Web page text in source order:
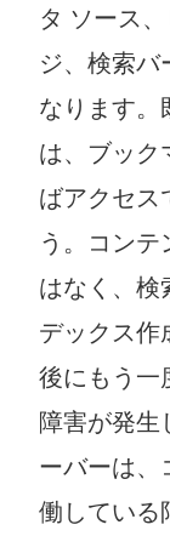
タ ソース
ジ、検索バ
なります。
は、ブック
ばアクセス
う。コン
はなく、検
デックス作
後にもう一
障害が発
ーバーは、
働している